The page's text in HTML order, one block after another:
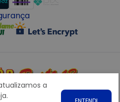
a
POSTO 13 - Todos os direitos